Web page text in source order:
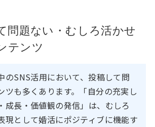
問題ない・むしろ活かせ
テンツ
のSNS活用において、投稿して問
ツも多くあります。「自分の充実し
成長・価値観の発信」は、むしろ
現として婚活にポジティブに機能す